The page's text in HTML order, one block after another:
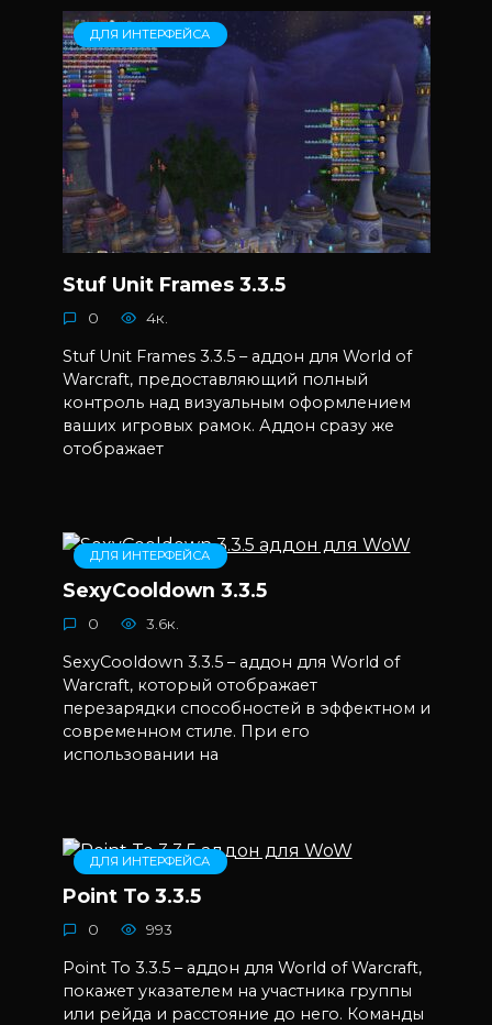
ДЛЯ ИНТЕРФЕЙСА
Stuf Unit Frames 3.3.5
0 4к.
Stuf Unit Frames 3.3.5 – аддон для World of
Warcraft, предоставляющий полный
контроль над визуальным оформлением
ваших игровых рамок. Аддон сразу же
отображает
ДЛЯ ИНТЕРФЕЙСА
SexyCooldown 3.3.5
0 3.6к.
SexyCooldown 3.3.5 – аддон для World of
Warcraft, который отображает
перезарядки способностей в эффектном и
современном стиле. При его
использовании на
ДЛЯ ИНТЕРФЕЙСА
Point To 3.3.5
0 993
Point To 3.3.5 – аддон для World of Warcraft,
покажет указателем на участника группы
или рейда и расстояние до него. Команды